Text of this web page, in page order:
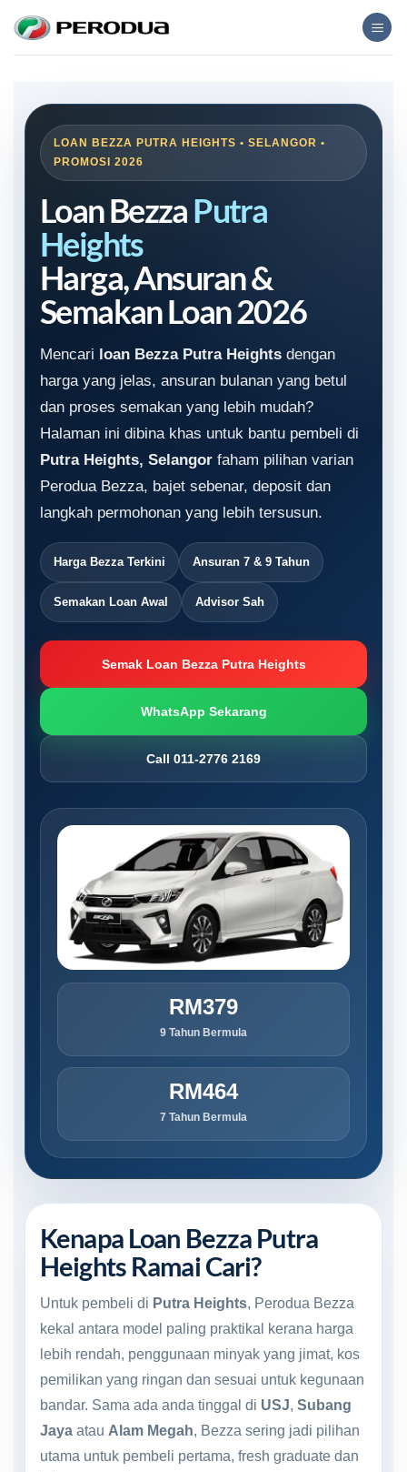
content
LOAN BEZZA PUTRA HEIGHTS • SELANGOR •
PROMOSI 2026
Loan BezzaPutra
Heights
Harga, Ansuran &
Semakan Loan 2026
Mencari loan Bezza Putra Heights dengan
harga yang jelas, ansuran bulanan yang betul
dan proses semakan yang lebih mudah?
Halaman ini dibina khas untuk bantu pembeli di
Putra Heights, Selangor faham pilihan varian
Perodua Bezza, bajet sebenar, deposit dan
langkah permohonan yang lebih tersusun.
Harga Bezza Terkini Ansuran 7 & 9 Tahun
Semakan Loan Awal Advisor Sah
Semak Loan Bezza Putra Heights
WhatsApp Sekarang
Call 011-2776 2169
RM379
9 Tahun Bermula
RM464
7 Tahun Bermula
Kenapa Loan Bezza Putra
Heights Ramai Cari?
Untuk pembeli di Putra Heights, Perodua Bezza
kekal antara model paling praktikal kerana harga
lebih rendah, penggunaan minyak yang jimat, kos
pemilikan yang ringan dan sesuai untuk kegunaan
bandar. Sama ada anda tinggal di USJ, Subang
Jaya atau Alam Megah, Bezza sering jadi pilihan
utama untuk pembeli pertama, fresh graduate dan